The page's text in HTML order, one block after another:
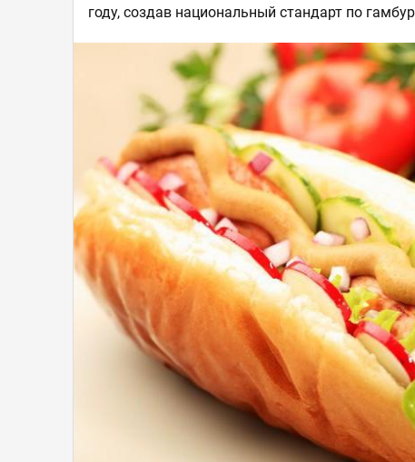
году, создав национальный стандарт по